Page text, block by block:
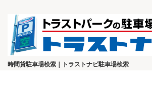
時間貸駐車場検索｜トラストナビ駐車場検索